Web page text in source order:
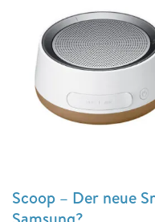
Scoop – Der neue